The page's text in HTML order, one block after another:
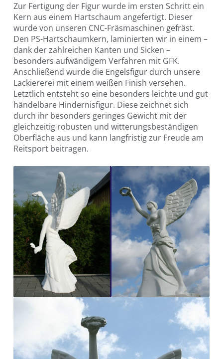
Zur Fertigung der Figur wurde im ersten Schritt ein
Kern aus einem Hartschaum angefertigt. Dieser
wurde von unseren CNC-Fräsmaschinen gefräst.
Den PS-Hartschaumkern, laminierten wir in einem –
dank der zahlreichen Kanten und Sicken –
besonders aufwändigem Verfahren mit GFK.
Anschließend wurde die Engelsfigur durch unsere
Lackiererei mit einem weißen Finish versehen.
Letztlich entsteht so eine besonders leichte und gut
händelbare Hindernisfigur. Diese zeichnet sich
durch ihr besonders geringes Gewicht mit der
gleichzeitig robusten und witterungsbeständigen
Oberfläche aus und kann langfristig zur Freude am
Reitsport beitragen.